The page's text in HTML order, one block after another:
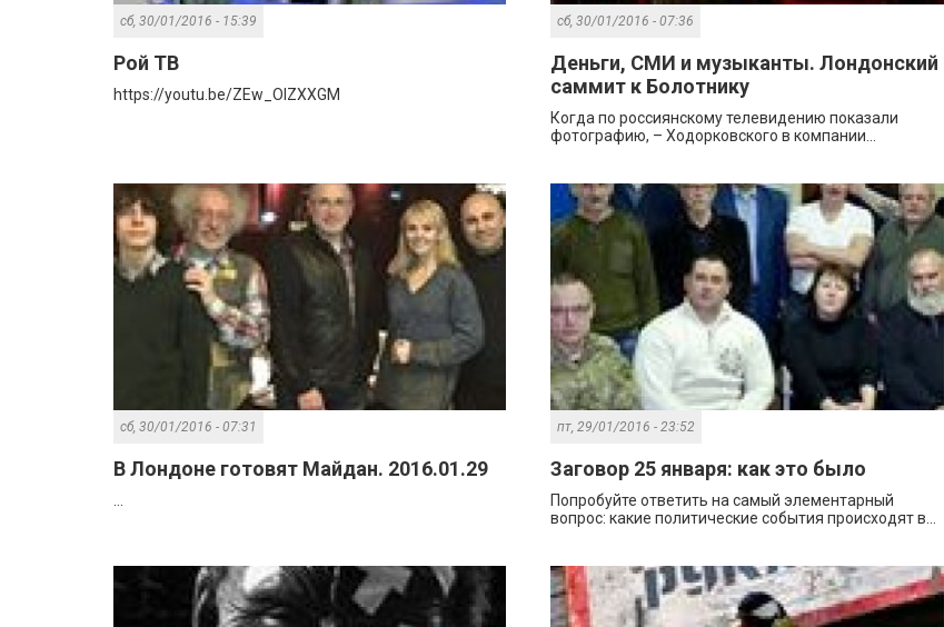
сб, 30/01/2016 - 15:39
Рой ТВ
https://youtu.be/ZEw_OlZXXGM
сб, 30/01/2016 - 07:36
Деньги, СМИ и музыканты. Лондонский
саммит к Болотнику
Когда по россиянскому телевидению показали
фотографию, – Ходорковского в компании...
сб, 30/01/2016 - 07:31
В Лондоне готовят Майдан. 2016.01.29
пт, 29/01/2016 - 23:52
Заговор 25 января: как это было
Попробуйте ответить на самый элементарный
вопрос: какие политические события происходят в...